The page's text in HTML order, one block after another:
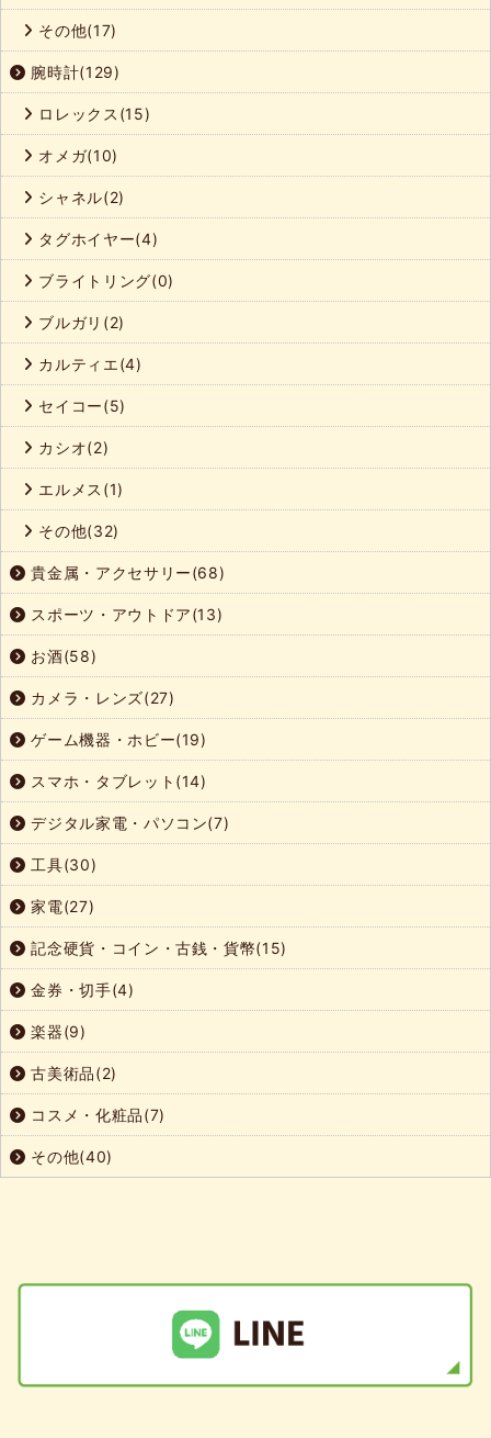
その他(17)
腕時計(129)
ロレックス(15)
オメガ(10)
シャネル(2)
タグホイヤー(4)
ブライトリング(0)
ブルガリ(2)
カルティエ(4)
セイコー(5)
カシオ(2)
エルメス(1)
その他(32)
貴金属・アクセサリー(68)
スポーツ・アウトドア(13)
お酒(58)
カメラ・レンズ(27)
ゲーム機器・ホビー(19)
スマホ・タブレット(14)
デジタル家電・パソコン(7)
工具(30)
家電(27)
記念硬貨・コイン・古銭・貨幣(15)
金券・切手(4)
楽器(9)
古美術品(2)
コスメ・化粧品(7)
その他(40)